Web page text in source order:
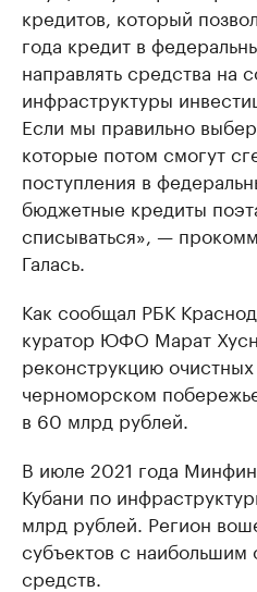
кредитов, который
года кредит в
направлять средства на
инфраструктуры
Если мы правильно
которые потом смогут
поступления в
бюджетные кредиты
списываться», —
Галась.
Как сообщал РБК
куратор ЮФО Марат
реконструкцию
черноморском
в 60 млрд рублей.
В июле 2021 года Минфин
Кубани по
млрд рублей. Регион
субъектов с
средств.